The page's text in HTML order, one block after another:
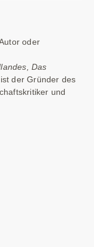
oder
Das
ist der Gründer des
und